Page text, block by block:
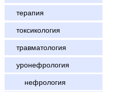
терапия
токсикология
травматология
уронефрология
нефрология